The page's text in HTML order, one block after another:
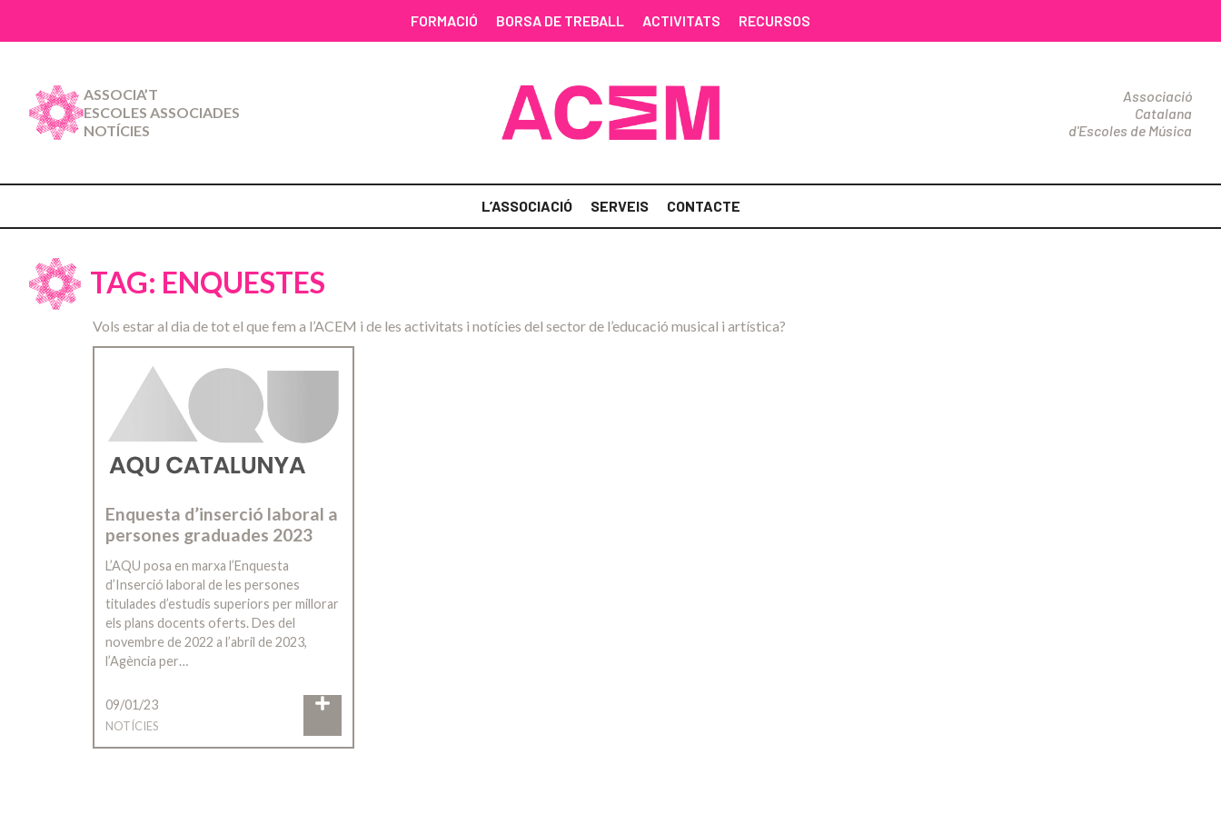
FORMACIÓ BORSA DE TREBALL ACTIVITATS RECURSOS
ASSOCIA’T
ESCOLES ASSOCIADES
NOTÍCIES
Associació
Catalana
d'Escoles de Música
L’ASSOCIACIÓ SERVEIS CONTACTE
TAG: ENQUESTES
Vols estar al dia de tot el que fem a l’ACEM i de les activitats i notícies del sector de l’educació musical i artística?
Enquesta d’inserció laboral a
persones graduades 2023
L’AQU posa en marxa l’Enquesta
d’Inserció laboral de les persones
titulades d’estudis superiors per millorar
els plans docents oferts. Des del
novembre de 2022 a l’abril de 2023,
l’Agència per…
09/01/23
NOTÍCIES